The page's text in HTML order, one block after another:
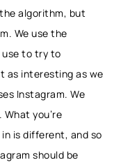
algorithm, but
We use the
use to try to
as interesting as we
Instagram. We
you’re
is different, and so
should be